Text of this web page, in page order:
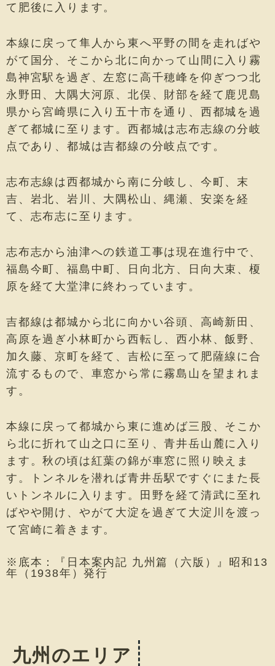
て肥後に入ります。
本線に戻って隼人から東へ平野の間を走ればや
がて国分、そこから北に向かって山間に入り霧
島神宮駅を過ぎ、左窓に高千穂峰を仰ぎつつ北
永野田、大隅大河原、北俣、財部を経て鹿児島
県から宮崎県に入り五十市を通り、西都城を過
ぎて都城に至ります。西都城は志布志線の分岐
点であり、都城は吉都線の分岐点です。
志布志線は西都城から南に分岐し、今町、末
吉、岩北、岩川、大隅松山、縄瀬、安楽を経
て、志布志に至ります。
志布志から油津への鉄道工事は現在進行中で、
福島今町、福島中町、日向北方、日向大束、榎
原を経て大堂津に終わっています。
吉都線は都城から北に向かい谷頭、高崎新田、
高原を過ぎ小林町から西転し、西小林、飯野、
加久藤、京町を経て、吉松に至って肥薩線に合
流するもので、車窓から常に霧島山を望まれま
す。
本線に戻って都城から東に進めば三股、そこか
ら北に折れて山之口に至り、青井岳山麓に入り
ます。秋の頃は紅葉の錦が車窓に照り映えま
す。トンネルを潜れば青井岳駅ですぐにまた長
いトンネルに入ります。田野を経て清武に至れ
ばやや開け、やがて大淀を過ぎて大淀川を渡っ
て宮崎に着きます。
※底本：『日本案内記 九州篇（六版）』昭和13
年（1938年）発行
九州のエリア